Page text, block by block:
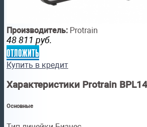
Производитель: Protrain
48 811 руб.
отложить
Купить в кредит
Характеристики Protrain
Основные